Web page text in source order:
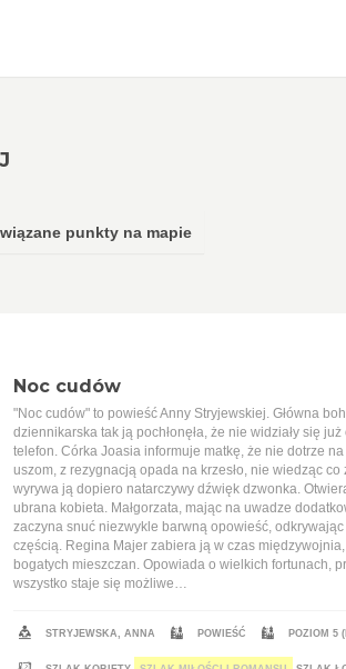
punkty na mapie
Noc cudów
"Noc cudów" to powieść Anny Stryjewskiej. Główna
dziennikarska tak ją pochłonęła, że nie widziały się
telefon. Córka Joasia informuje matkę, że nie dotrze
uszom, z rezygnacją opada na krzesło, nie wiedząc
wyrywa ją dopiero natarczywy dźwięk dzwonka.
ubrana kobieta. Małgorzata, mając na uwadze
zaczyna snuć niezwykle barwną opowieść,
częścią. Regina Majer zabiera ją w czas
bogatych mieszczan. Opowiada o wielkich fortunach,
wszystko staje się możliwe…
STRYJEWSKA, ANNA POWIEŚĆ POZIOM 5